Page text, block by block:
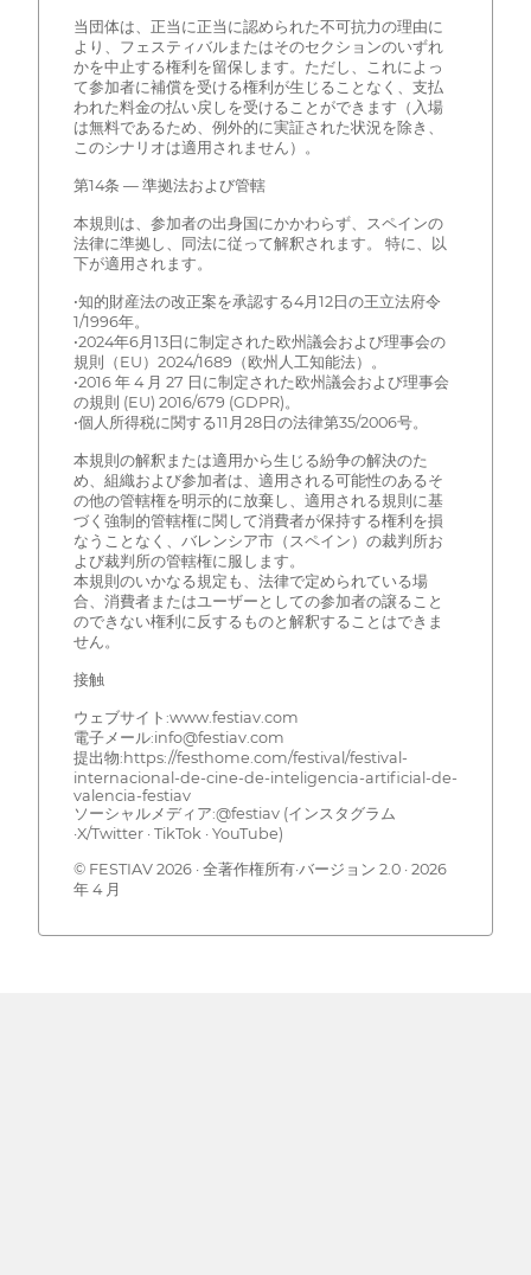
当団体は、正当に正当に認められた不可抗力の理由に
より、フェスティバルまたはそのセクションのいずれ
かを中止する権利を留保します。ただし、これによっ
て参加者に補償を受ける権利が生じることなく、支払
われた料金の払い戻しを受けることができます（入場
は無料であるため、例外的に実証された状況を除き、
このシナリオは適用されません）。
第14条 — 準拠法および管轄
本規則は、参加者の出身国にかかわらず、スペインの
法律に準拠し、同法に従って解釈されます。 特に、以
下が適用されます。
•知的財産法の改正案を承認する4月12日の王立法府令
1/1996年。
•2024年6月13日に制定された欧州議会および理事会の
規則（EU）2024/1689（欧州人工知能法）。
•2016 年 4 月 27 日に制定された欧州議会および理事会
の規則 (EU) 2016/679 (GDPR)。
•個人所得税に関する11月28日の法律第35/2006号。
本規則の解釈または適用から生じる紛争の解決のた
め、組織および参加者は、適用される可能性のあるそ
の他の管轄権を明示的に放棄し、適用される規則に基
づく強制的管轄権に関して消費者が保持する権利を損
なうことなく、バレンシア市（スペイン）の裁判所お
よび裁判所の管轄権に服します。
本規則のいかなる規定も、法律で定められている場
合、消費者またはユーザーとしての参加者の譲ること
のできない権利に反するものと解釈することはできま
せん。
接触
ウェブサイト:www.festiav.com
電子メール:info@festiav.com
提出物:https://festhome.com/festival/festival-
internacional-de-cine-de-inteligencia-artificial-de-
valencia-festiav
ソーシャルメディア:@festiav (インスタグラム
·X/Twitter · TikTok · YouTube)
© FESTIAV 2026 · 全著作権所有·バージョン 2.0 · 2026
年 4 月